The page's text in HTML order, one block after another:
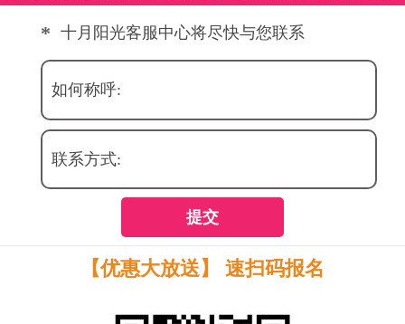
* 十月阳光客服中心将尽快与您联系
如何称呼:
联系方式:
提交
【优惠大放送】 速扫码报名